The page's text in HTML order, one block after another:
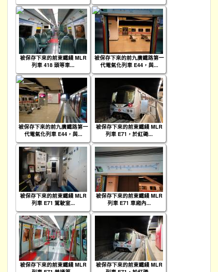
被保存下來的前東鐵綫 MLR
列車 418 頭等車...
被保存下來的前九廣鐵路第一
代電氣化列車 E44，與...
被保存下來的前九廣鐵路第一
代電氣化列車 E44，與...
被保存下來的前東鐵綫 MLR
列車 E71，於紅磡...
被保存下來的前東鐵綫 MLR
列車 E71 駕駛室...
被保存下來的前東鐵綫 MLR
列車 E71 車廂內...
被保存下來的前東鐵綫 MLR
被保存下來的前東鐵綫 MLR